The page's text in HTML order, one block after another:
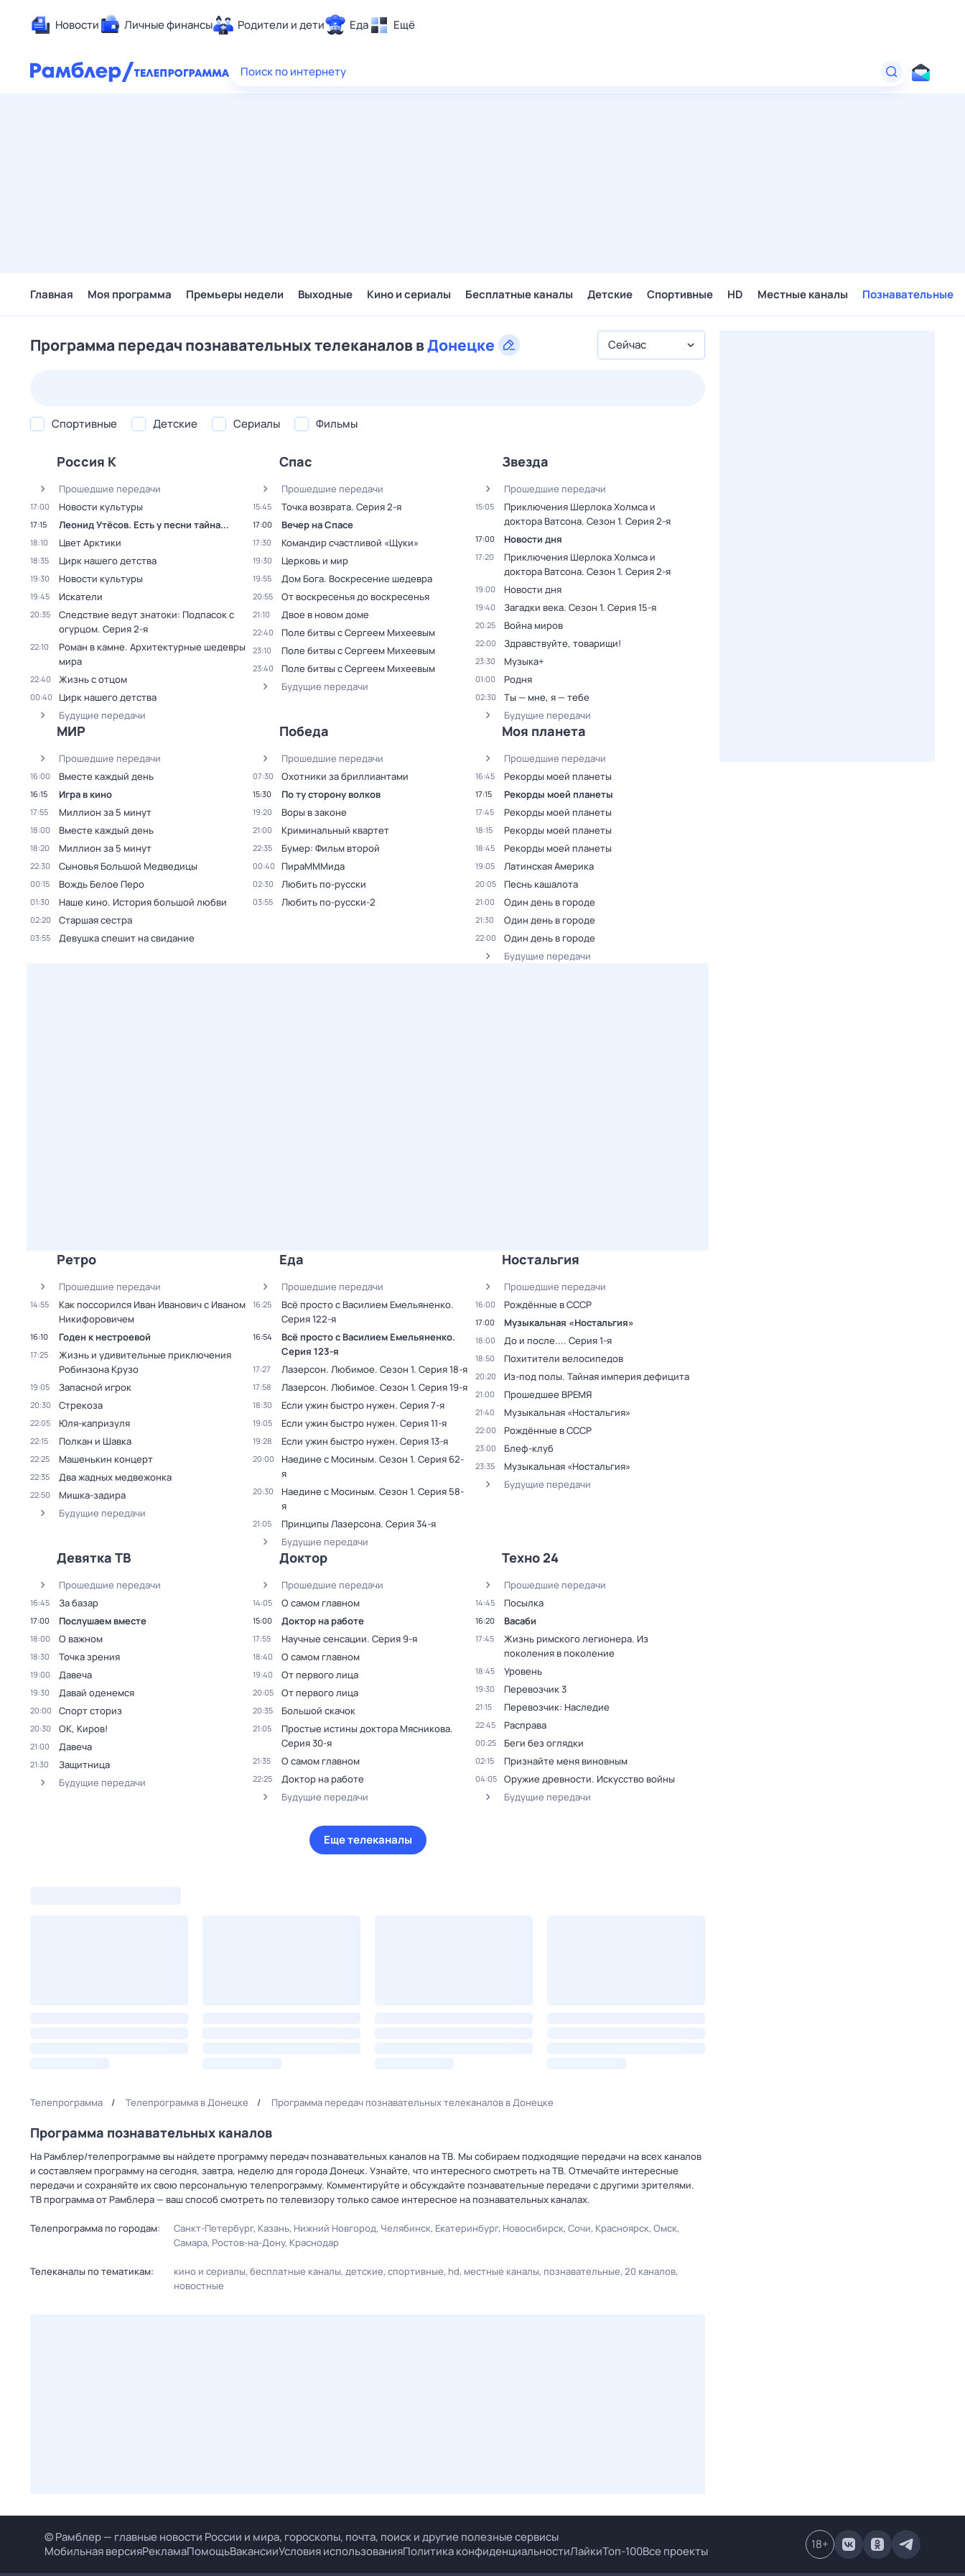
Новости Личные финансы Родители и дети Еда Ещё
Здоровье
Поиск по интернету
Главная Моя программа Премьеры недели Выходные Кино и сериалы Бесплатные каналы Детские Спортивные HD Местные каналы Познавательные
Программа передач познавательных телеканалов вДонецке Сейчас
Спортивные Детские Сериалы Фильмы
Россия К
Прошедшие передачи
17:00 Новости культуры
17:15 Леонид Утёсов. Есть у песни тайна...
18:10 Цвет Арктики
18:35 Цирк нашего детства
19:30 Новости культуры
19:45 Искатели
20:35
Следствие ведут знатоки: Подпасок с
огурцом. Серия 2-я
22:10
Роман в камне. Архитектурные шедевры
мира
22:40 Жизнь с отцом
00:40
Цирк нашего детства
Будущие передачи
Спас
Прошедшие передачи
15:45 Точка возврата. Серия 2-я
17:00 Вечер на Спасе
17:30 Командир счастливой «Щуки»
19:30 Церковь и мир
19:55 Дом Бога. Воскресение шедевра
20:55 От воскресенья до воскресенья
21:10 Двое в новом доме
22:40 Поле битвы с Сергеем Михеевым
23:10 Поле битвы с Сергеем Михеевым
23:40
Поле битвы с Сергеем Михеевым
Будущие передачи
Звезда
Прошедшие передачи
15:05
Приключения Шерлока Холмса и
доктора Ватсона. Сезон 1. Серия 2-я
17:00 Новости дня
17:20
Приключения Шерлока Холмса и
доктора Ватсона. Сезон 1. Серия 2-я
19:00 Новости дня
19:40 Загадки века. Сезон 1. Серия 15-я
20:25 Война миров
22:00 Здравствуйте, товарищи!
23:30 Музыка+
01:00 Родня
02:30
Ты — мне, я — тебе
Будущие передачи
МИР
Прошедшие передачи
16:00 Вместе каждый день
16:15 Игра в кино
17:55 Миллион за 5 минут
18:00 Вместе каждый день
18:20 Миллион за 5 минут
22:30 Сыновья Большой Медведицы
00:15 Вождь Белое Перо
01:30 Нaше кинo. История большой любви
02:20 Старшая сестра
03:55 Девушка спешит на свидание
Победа
Прошедшие передачи
07:30 Охотники за бриллиантами
15:30 По ту сторону волков
19:20 Воры в законе
21:00 Криминальный квартет
22:35 Бумер: Фильм второй
00:40 ПираМММида
02:30 Любить по-русски
03:55 Любить по-русски-2
Моя планета
Прошедшие передачи
16:45 Рекорды моей планеты
17:15 Рекорды моей планеты
17:45 Рекорды моей планеты
18:15 Рекорды моей планеты
18:45 Рекорды моей планеты
19:05 Латинская Америка
20:05 Песнь кашалота
21:00 Один день в городе
21:30 Один день в городе
22:00
Один день в городе
Будущие передачи
Ретро
Прошедшие передачи
14:55
Как поссорился Иван Иванович с Иваном
Никифоровичем
16:10 Годен к нестроевой
17:25
Жизнь и удивительные приключения
Робинзона Крузо
19:05 Запасной игрок
20:30 Стрекоза
22:05 Юля-капризуля
22:15 Полкан и Шавка
22:25 Машенькин концерт
22:35 Два жадных медвежонка
22:50
Мишка-задира
Будущие передачи
Еда
Прошедшие передачи
16:25 Всё просто с Василием Емельяненко.
Серия 122-я
16:54 Всё просто с Василием Емельяненко.
Серия 123-я
17:27 Лазерсон. Любимое. Сезон 1. Серия 18-я
17:58 Лазерсон. Любимое. Сезон 1. Серия 19-я
18:30 Если ужин быстро нужен. Серия 7-я
19:05 Если ужин быстро нужен. Серия 11-я
19:28 Если ужин быстро нужен. Серия 13-я
20:00 Наедине с Мосиным. Сезон 1. Серия 62-
я
20:30 Наедине с Мосиным. Сезон 1. Серия 58-
я
21:05 Принципы Лазерсона. Серия 34-я
Будущие передачи
Ностальгия
Прошедшие передачи
16:00 Рождённые в СССР
17:00 Музыкальная «Ностальгия»
18:00 До и после.... Серия 1-я
18:50 Похитители велосипедов
20:20 Из-под полы. Тайная империя дефицита
21:00 Прошедшее ВРЕМЯ
21:40 Музыкальная «Ностальгия»
22:00 Рождённые в СССР
23:00 Блеф-клуб
23:35
Музыкальная «Ностальгия»
Будущие передачи
Девятка ТВ
Прошедшие передачи
16:45 За базар
17:00 Послушаем вместе
18:00 О важном
18:30 Точка зрения
19:00 Давеча
19:30 Давай оденемся
20:00 Спорт сториз
20:30 ОК, Киров!
21:00 Давеча
21:30
Защитница
Будущие передачи
Доктор
Прошедшие передачи
14:05 О самом главном
15:00 Доктор на работе
17:55 Научные сенсации. Серия 9-я
18:40 О самом главном
19:40 От первого лица
20:05 От первого лица
20:35 Большой скачок
21:05 Простые истины доктора Мясникова.
Серия 30-я
21:35 О самом главном
22:25
Доктор на работе
Будущие передачи
Техно 24
Прошедшие передачи
14:45 Посылка
16:20 Васаби
17:45
Жизнь римского легионера. Из
поколения в поколение
18:45 Уровень
19:30 Перевозчик 3
21:15 Перевозчик: Наследие
22:45 Расправа
00:25 Беги без оглядки
02:15 Признайте меня виновным
04:05
Оружие древности. Искусство войны
Будущие передачи
Еще телеканалы
Телепрограмма Телепрограмма в Донецке Программа передач познавательных телеканалов в Донецке
Программа познавательных каналов
На Рамблер/телепрограмме вы найдете программу передач познавательных каналов на ТВ. Мы собираем подходящие передачи на всех каналов
и составляем программу на сегодня, завтра, неделю для города Донецк. Узнайте, что интересного смотреть на ТВ. Отмечайте интересные
передачи и сохраняйте их свою персональную телепрограмму. Комментируйте и обсуждайте познавательные передачи с другими зрителями.
ТВ программа от Рамблера — ваш способ смотреть по телевизору только самое интересное на познавательных каналах.
Телепрограмма по городам: Санкт-Петербург Казань Нижний Новгород Челябинск Екатеринбург Новосибирск Сочи Красноярск Омск
Самара Ростов-на-Дону Краснодар
Телеканалы по тематикам: кино и сериалы бесплатные каналы детские спортивные hd местные каналы познавательные 20 каналов
новостные
© Рамблер — главные новости России и мира, гороскопы, почта, поиск и другие полезные сервисы
Мобильная версияРекламаПомощьВакансииУсловия использованияПолитика конфиденциальностиЛайкиТоп-100Все проекты 18+